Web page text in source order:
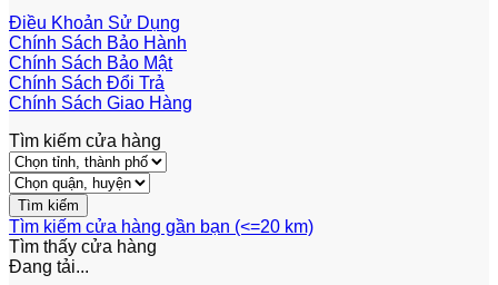
Điều Khoản Sử Dụng
Chính Sách Bảo Hành
Chính Sách Bảo Mật
Chính Sách Đổi Trả
Chính Sách Giao Hàng
Tìm kiếm cửa hàng
Tìm kiếm cửa hàng gần bạn (<=20 km)
Tìm thấy cửa hàng
Đang tải...